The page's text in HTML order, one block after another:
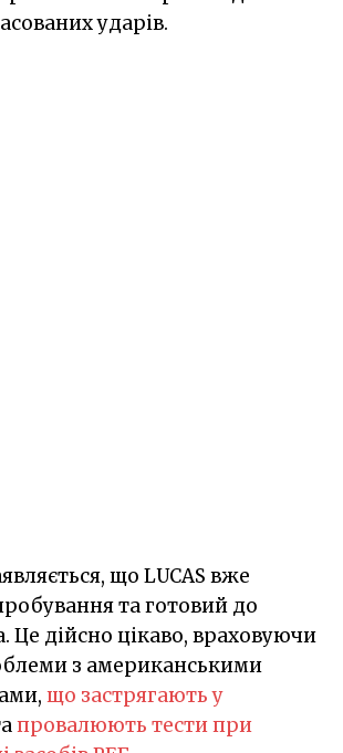
ударів.
що LUCAS вже
та готовий до
Це дійсно цікаво, враховуючи
з американськими
що застрягають у
провалюють тести при